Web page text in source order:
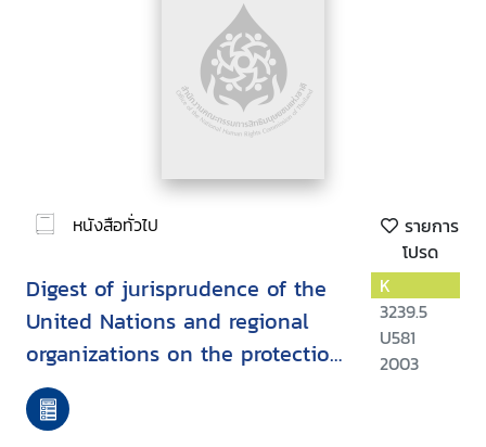
หนังสือทั่วไป
รายการ
โปรด
Digest of jurisprudence of the
United Nations and regional
organizations on the protection
of human rights while
countering terrorism
K
3239.5
U581
2003